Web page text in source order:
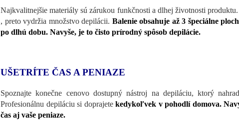
Najkvalitnejšie materiály sú zárukou funkčnosti a dlhej životnosti
, pretovydržia množstvo depilácii. Balenie obsahuje až 3 špeciálne
po dlhú dobu. Navyše, je to čisto prírodný spôsob depilácie.
UŠETRÍTE ČAS A PENIAZE
Spoznajte konečne cenovo dostupný nástroj na depiláciu, ktorý
Profesionálnu depiláciu si doprajete kedykoľvek v pohodlí domova.
čas aj vaše peniaze.